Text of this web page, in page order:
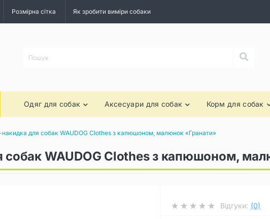
Розмірна сітка Як зробити виміри собаки
Одяг для собак Аксесуари для собак Корм для собак
для собак WAUDOG Clothes з капюшоном, малюнок «Гранати»
WAUDOG Clothes з капюшоном,
Відгуки: (0)